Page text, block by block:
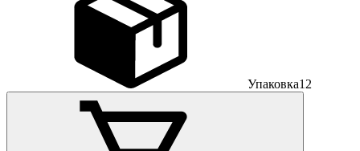
Упаковка12